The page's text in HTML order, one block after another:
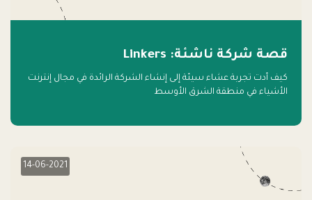
قصة شركة ناشئة: Linkers
كيف أدت تجربة عشاء سيئة إلى إنشاء الشركة الرائدة في مجال إنترنت
الأشياء في منطقة الشرق الأوسط
14-06-2021